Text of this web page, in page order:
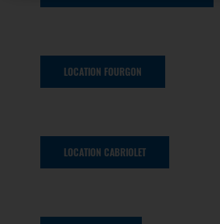
LOCATION FOURGON
LOCATION CABRIOLET